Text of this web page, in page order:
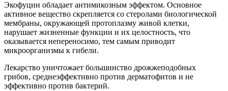
Экофуцин обладает антимикозным эффектом. Основное
активное вещество скрепляется со стеролами биологической
мембраны, окружающей протоплазму живой клетки,
нарушает жизненные функции и их целостность, что
оказывается непереносимо, тем самым приводит
микроорганизмы к гибели.
Лекарство уничтожает большинство дрожжеподобных
грибов, среднеэффективно против дерматофитов и не
эффективно против бактерий.